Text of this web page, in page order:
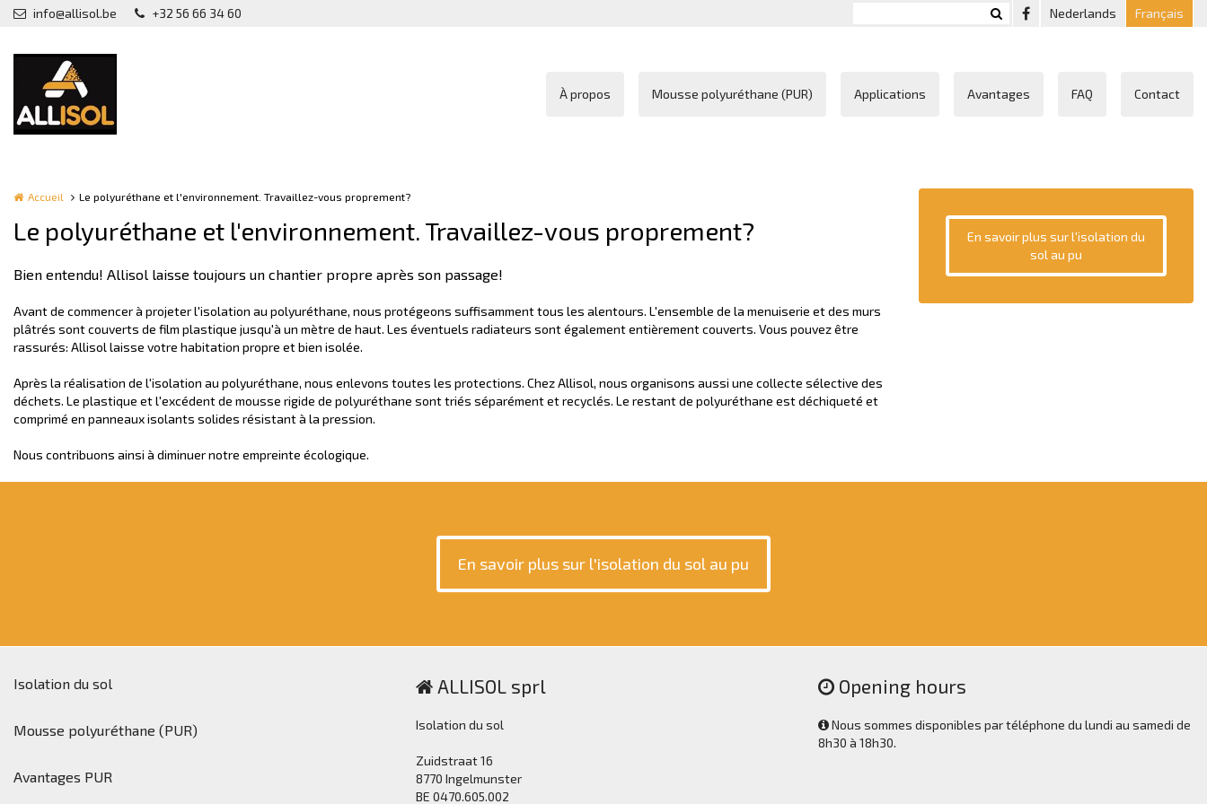
Aller au contenu principal
info@allisol.be +32 56 66 34 60 Nederlands Français
À propos Mousse polyuréthane (PUR) Applications Avantages FAQ Contact
Accueil Le polyuréthane et l'environnement. Travaillez-vous proprement?
Le polyuréthane et l'environnement. Travaillez-vous proprement?
Bien entendu! Allisol laisse toujours un chantier propre après son passage!
Avant de commencer à projeter l'isolation au polyuréthane, nous protégeons suffisamment tous les alentours. L'ensemble de la menuiserie et des murs
plâtrés sont couverts de film plastique jusqu'à un mètre de haut. Les éventuels radiateurs sont également entièrement couverts. Vous pouvez être
rassurés: Allisol laisse votre habitation propre et bien isolée.
Après la réalisation de l'isolation au polyuréthane, nous enlevons toutes les protections. Chez Allisol, nous organisons aussi une collecte sélective des
déchets. Le plastique et l'excédent de mousse rigide de polyuréthane sont triés séparément et recyclés. Le restant de polyuréthane est déchiqueté et
comprimé en panneaux isolants solides résistant à la pression.
Nous contribuons ainsi à diminuer notre empreinte écologique.
En savoir plus sur l'isolation du
sol au pu
En savoir plus sur l'isolation du sol au pu
Isolation du sol
Mousse polyuréthane (PUR)
Avantages PUR
ALLISOL sprl
Isolation du sol
Zuidstraat 16
8770 Ingelmunster
BE 0470.605.002
Opening hours
Nous sommes disponibles par téléphone du lundi au samedi de
8h30 à 18h30.